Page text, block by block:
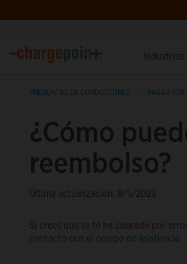
Industrias
PREGUNTAS DE CONDUCTORES PAGAR POR
¿Cómo
reembolso?
Última actualización: 8/5/2023
Si crees que se te ha cobrado por
contacto con el equipo de asistencia.